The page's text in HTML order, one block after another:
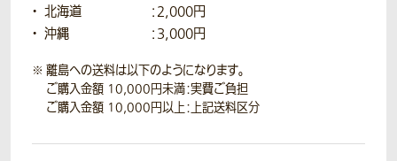
北海道
：2,000円
沖縄
：3,000円
離島への送料は以下のようになります。
ご購入金額 10,000円未満：実費ご負担
ご購入金額 10,000円以上：上記送料区分